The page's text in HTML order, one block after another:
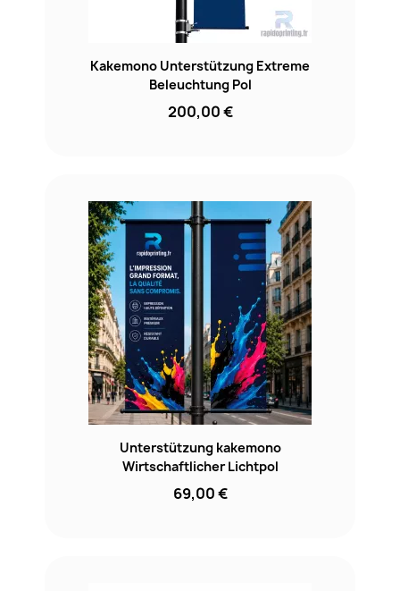
Kakemono Unterstützung Extreme
Beleuchtung Pol
200,00 €
Unterstützung kakemono
Wirtschaftlicher Lichtpol
69,00 €